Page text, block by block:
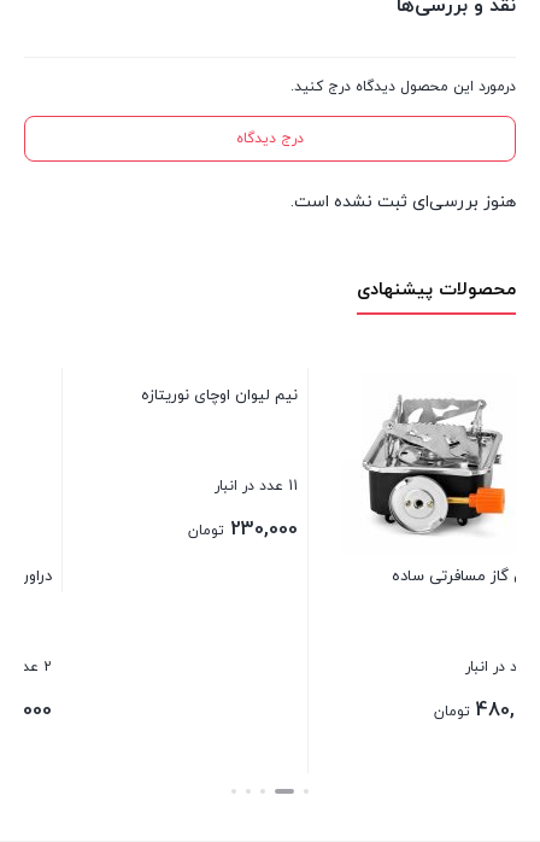
نقد و بررسی‌ها
درمورد این محصول دیدگاه درج کنید.
درج دیدگاه
هنوز بررسی‌ای ثبت نشده است.
محصولات پیشنهادی
نیم لیوان اوچای نوریتازه
11 عدد در انبار
230,000
بستن